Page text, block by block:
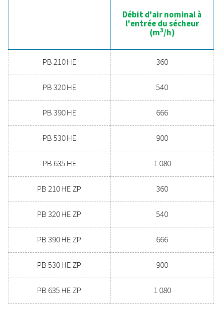
Prêt à faire passer votre système d’air comprimé au
supérieur ? Investir dans un sécheur de qualité
air propre et sec qui protège votre équipement,
coûts de maintenance et augmente l’efficacité
Doté de fonctionnalités avancées conçues pour la
et les économies d’énergie, un sécheur hautes
performances peut considérablement améliorer
opérations. Contactez-nous dès aujourd’hui et
comment la mise à niveau de votre solution de
l’air peut profiter à votre entreprise.
Contactez nos experts en traitement de
dès aujourd'hui
Caractéristiques
POINT DE ROSÉE SOUS PRESSION EN °C
-40 et -70